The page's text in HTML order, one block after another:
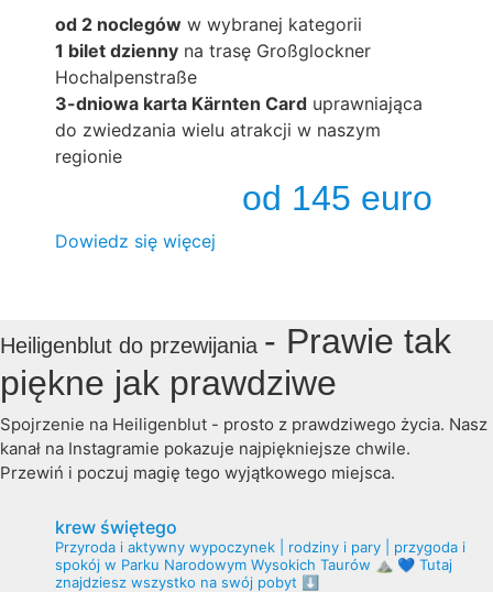
od 2 noclegów w wybranej kategorii
1 bilet dzienny na trasę Großglockner
Hochalpenstraße
3-dniowa karta Kärnten Card uprawniająca
do zwiedzania wielu atrakcji w naszym
regionie
od 145 euro
Dowiedz się więcej
Heiligenblut do przewijania - Prawie tak
piękne jak prawdziwe
Spojrzenie na Heiligenblut - prosto z prawdziwego życia. Nasz
kanał na Instagramie pokazuje najpiękniejsze chwile.
Przewiń i poczuj magię tego wyjątkowego miejsca.
krew świętego
Przyroda i aktywny wypoczynek | rodziny i pary | przygoda i
spokój w Parku Narodowym Wysokich Taurów ⛰️ 💙 Tutaj
znajdziesz wszystko na swój pobyt ⬇️